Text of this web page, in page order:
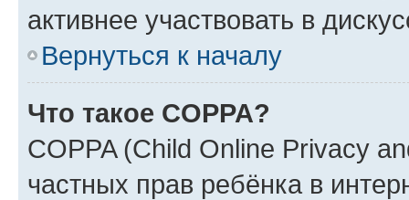
активнее участвовать в
Вернуться к началу
Что такое COPPA?
COPPA (Child Online Privacy
частных прав ребёнка в